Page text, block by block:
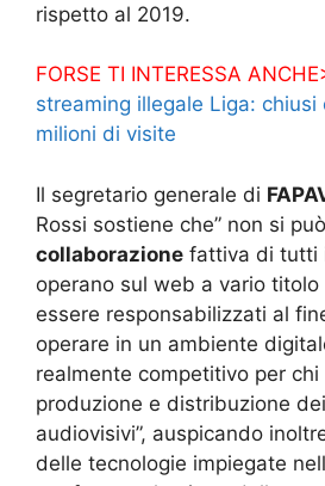
rispetto al 2019.
FORSE TI INTERESSA
streaming illegale Liga:
milioni di visite
Il segretario generale di
Rossi sostiene che” non si
collaborazione fattiva di tutti
operano sul web a vario
essere responsabilizzati al
operare in un ambiente
realmente competitivo per
produzione e distribuzione
audiovisivi”, auspicando
delle tecnologie impiegate